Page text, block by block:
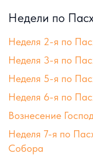
Недели по
Неделя 2-я по
Неделя 3-я по
Неделя 5-я по
Неделя 6-я по
Вознесение
Неделя 7-я по
Собора